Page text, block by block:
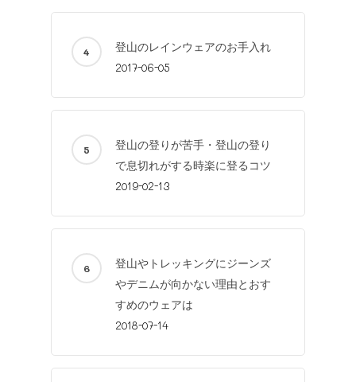
登山のレインウェアのお手入れ
2017-06-05
登山の登りが苦手・登山の登り
で息切れがする時楽に登るコツ
2019-02-13
登山やトレッキングにジーンズ
やデニムが向かない理由とおす
すめのウェアは
2018-07-14